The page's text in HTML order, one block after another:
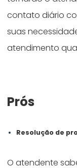
contato diário
suas
atendimento
Prós
Resolução de
O atendente